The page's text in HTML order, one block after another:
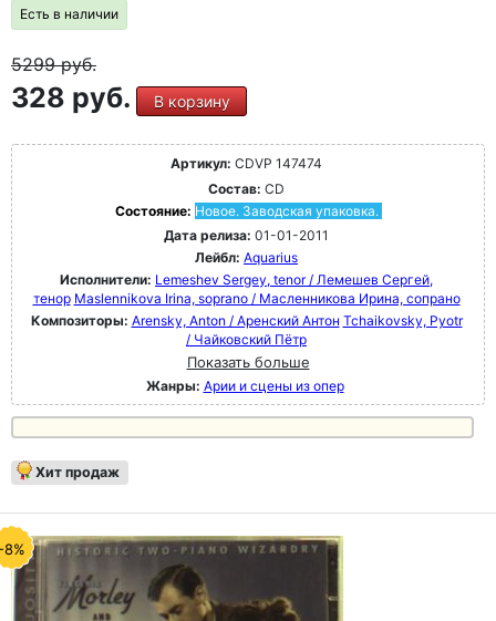
Есть в наличии
5299руб.
328 руб. В корзину
Артикул: CDVP 147474
Состав: CD
Состояние: Новое. Заводская упаковка.
Дата релиза: 01-01-2011
Лейбл: Aquarius
Исполнители: Lemeshev Sergey, tenor / Лемешев Сергей,
тенор Maslennikova Irina, soprano / Масленникова Ирина, сопрано
Композиторы: Arensky, Anton / Аренский Антон Tchaikovsky, Pyotr
/ Чайковский Пётр
Показать больше
Жанры: Арии и сцены из опер
Хит продаж
8%